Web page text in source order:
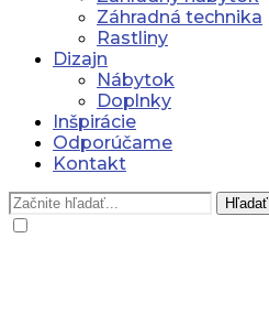
Záhradná technika
Rastliny
Dizajn
Nábytok
Doplnky
Inšpirácie
Odporúčame
Kontakt
Hľadať